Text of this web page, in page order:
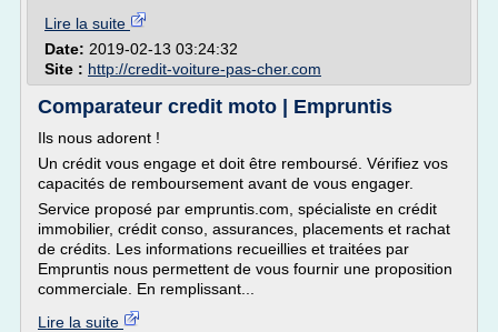
Lire la suite
Date: 2019-02-13 03:24:32
Site : http://credit-voiture-pas-cher.com
Comparateur credit moto | Empruntis
Ils nous adorent !
Un crédit vous engage et doit être remboursé. Vérifiez vos
capacités de remboursement avant de vous engager.
Service proposé par empruntis.com, spécialiste en crédit
immobilier, crédit conso, assurances, placements et rachat
de crédits. Les informations recueillies et traitées par
Empruntis nous permettent de vous fournir une proposition
commerciale. En remplissant...
Lire la suite